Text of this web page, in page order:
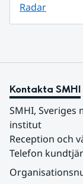
Radar
Kontakta SMHI
SMHI,
institut
Reception och
Telefon